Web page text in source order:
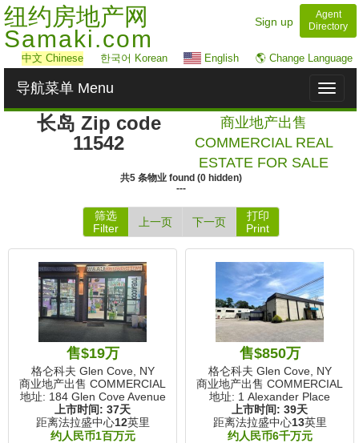
纽约房地产网
Samaki.com
Sign up
Agent
Directory
中文 Chinese 한국어 Korean English 🌎 Change Language
Toggle
导航菜单 Menu
长岛 Zip code
11542
商业地产出售
COMMERCIAL REAL
ESTATE FOR SALE
共5 条物业 found (0 hidden)
---
筛选
Filter
上一页 下一页
打印
Print
售$19万
格仑科夫 Glen Cove, NY
商业地产出售 COMMERCIAL
地址: 184 Glen Cove Avenue
上市时间: 37天
距离法拉盛中心12英里
约人民币1百万元
售$850万
格仑科夫 Glen Cove, NY
商业地产出售 COMMERCIAL
地址: 1 Alexander Place
上市时间: 39天
距离法拉盛中心13英里
约人民币6千万元